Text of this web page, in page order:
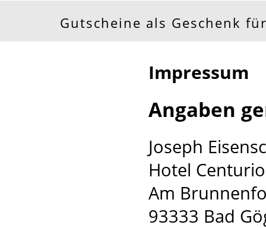
Gutscheine als Geschenk
Impressum
Angaben
Joseph
Hotel Centurio
Am
93333 Bad